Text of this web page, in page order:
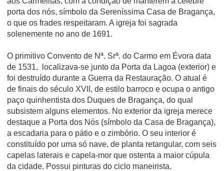
porta dos nós, sí­mbolo da Serení­ssima Casa de Bragança,
o que os frades respeitaram. A igreja foi sagrada
solenemente no ano de 1691.
O primitivo Convento de Nª. Srª. do Carmo em Évora data
de 1531, localizava-se junto da Porta da Lagoa (exterior) e
foi destruído durante a Guerra da Restauração. O atual é
de finais do século XVII, de estilo barroco e ocupa o antigo
paço quinhentista dos Duques de Bragança, do qual
subsistem alguns elementos. No exterior da igreja merece
destaque a Porta dos Nós (símbolo da Casa de Bragança),
a escadaria para o pátio e o zimbório. O seu interior é
constituído por uma só nave, de planta retangular, com seis
capelas laterais e capela-mor que ostenta a maior cúpula
da cidade. Possui pinturas do ciclo maneirista.